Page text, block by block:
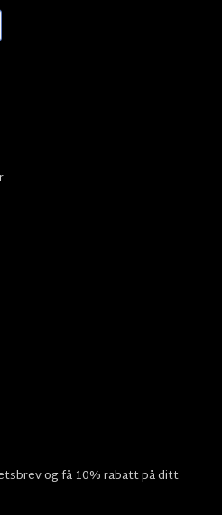
og få 10% rabatt på ditt